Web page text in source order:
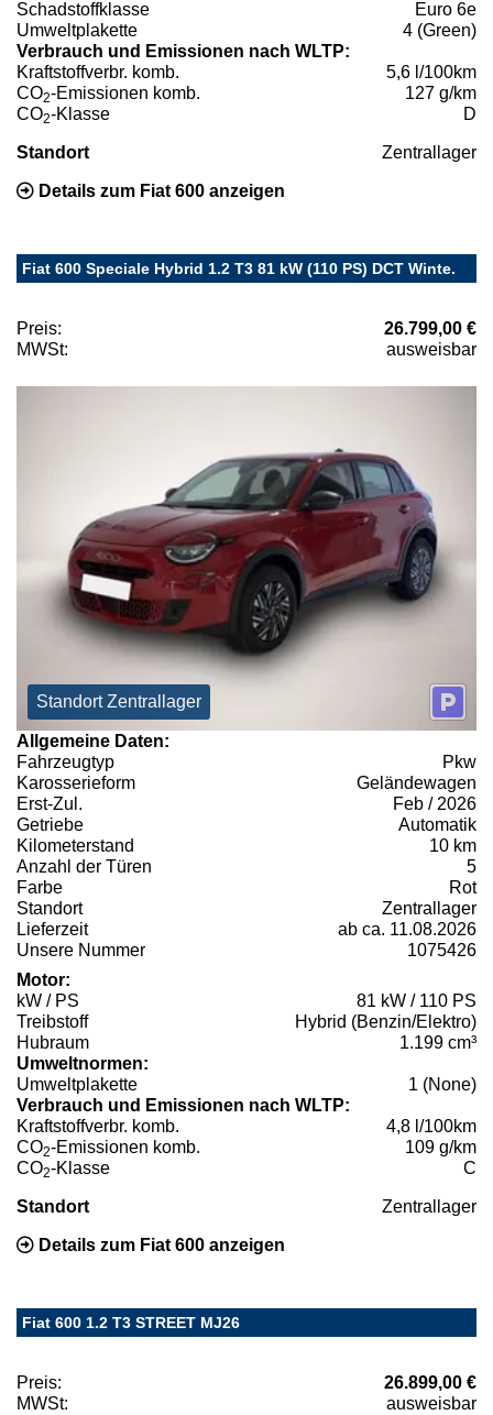
Schadstoffklasse
Euro 6e
Umweltplakette
4 (Green)
Verbrauch und Emissionen nach WLTP:
Kraftstoffverbr. komb.
5,6 l/100km
CO2-Emissionen komb.
127 g/km
CO2-Klasse D
Standort Zentrallager
Details zum Fiat 600 anzeigen
Fiat 600 Speciale Hybrid 1.2 T3 81 kW (110 PS) DCT Winte.
Preis:
26.799,00 €
MWSt:
ausweisbar
Standort Zentrallager
Allgemeine Daten:
Fahrzeugtyp
Pkw
Karosserieform
Geländewagen
Erst-Zul.
Feb / 2026
Getriebe
Automatik
Kilometerstand
10 km
Anzahl der Türen
5
Farbe
Rot
Standort
Zentrallager
Lieferzeit
ab ca. 11.08.2026
Unsere Nummer
1075426
Motor:
kW / PS
81 kW / 110 PS
Treibstoff
Hybrid (Benzin/Elektro)
Hubraum
1.199 cm³
Umweltnormen:
Umweltplakette
1 (None)
Verbrauch und Emissionen nach WLTP:
Kraftstoffverbr. komb.
4,8 l/100km
CO2-Emissionen komb.
109 g/km
CO2-Klasse C
Standort Zentrallager
Details zum Fiat 600 anzeigen
Fiat 600 1.2 T3 STREET MJ26
Preis:
26.899,00 €
MWSt:
ausweisbar